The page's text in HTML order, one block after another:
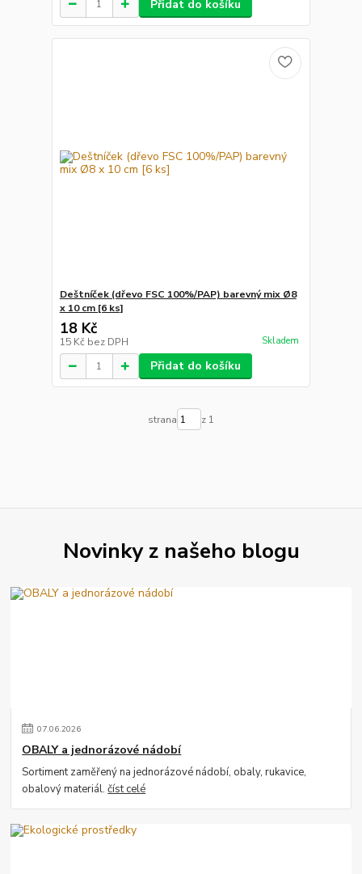
Přidat do košíku
Deštníček (dřevo FSC 100%/PAP) barevný mix Ø8
x 10 cm [6 ks]
18 Kč
15 Kč bez DPH Skladem
Přidat do košíku
strana z 1
Novinky z našeho blogu
07.06.2026
OBALY a jednorázové nádobí
Sortiment zaměřený na jednorázové nádobí, obaly, rukavice,
obalový materiál.číst celé